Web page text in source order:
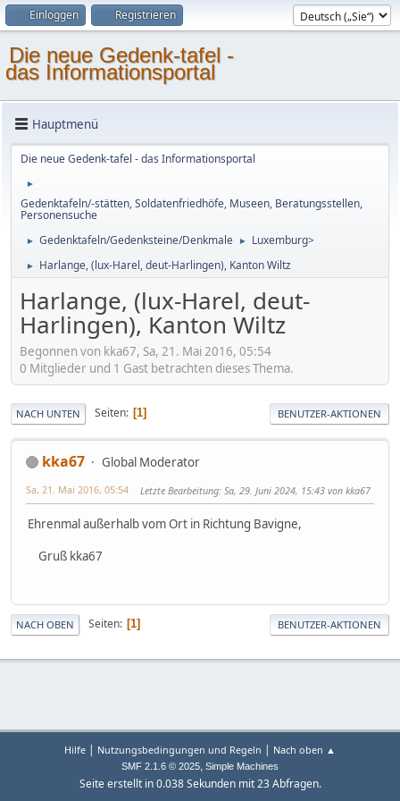
Einloggen Registrieren
Die neue Gedenk-tafel -
das Informationsportal
Hauptmenü
Die neue Gedenk-tafel - das Informationsportal
►
Gedenktafeln/-stätten, Soldatenfriedhöfe, Museen, Beratungsstellen,
Personensuche
► Gedenktafeln/Gedenksteine/Denkmale ► Luxemburg>
► Harlange, (lux-Harel, deut-Harlingen), Kanton Wiltz
Harlange, (lux-Harel, deut-
Harlingen), Kanton Wiltz
Begonnen von kka67, Sa, 21. Mai 2016, 05:54
0 Mitglieder und 1 Gast betrachten dieses Thema.
NACH UNTEN Seiten 1 BENUTZER-AKTIONEN
kka67 Global Moderator
Sa, 21. Mai 2016, 05:54 Letzte Bearbeitung: Sa, 29. Juni 2024, 15:43 von kka67
Ehrenmal außerhalb vom Ort in Richtung Bavigne,
Gruß kka67
NACH OBEN Seiten 1 BENUTZER-AKTIONEN
Hilfe | Nutzungsbedingungen und Regeln | Nach oben ▲
SMF 2.1.6 © 2025, Simple Machines
Seite erstellt in 0.038 Sekunden mit 23 Abfragen.